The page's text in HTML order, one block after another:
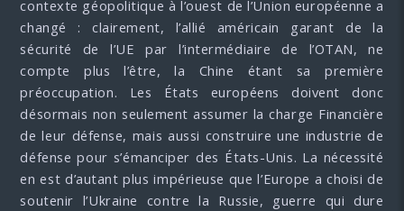
contexte géopolitique à l’ouest de l’Union européenne a
changé : clairement, l’allié américain garant de la
sécurité de l’UE par l’intermédiaire de l’OTAN, ne
compte plus l’être, la Chine étant sa première
préoccupation. Les États européens doivent donc
désormais non seulement assumer la charge Financière
de leur défense, mais aussi construire une industrie de
défense pour s’émanciper des États-Unis. La nécessité
en est d’autant plus impérieuse que l’Europe a choisi de
soutenir l’Ukraine contre la Russie, guerre qui dure